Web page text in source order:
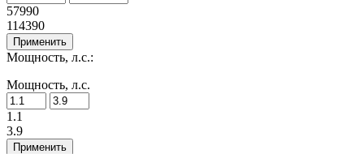
57990
114390
Применить
Мощность, л.с.:
Мощность, л.с.
1.1
3.9
Применить